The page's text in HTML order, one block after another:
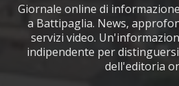
Giornale online di
a Battipaglia. News,
servizi video.
indipendente per
dell'editoria